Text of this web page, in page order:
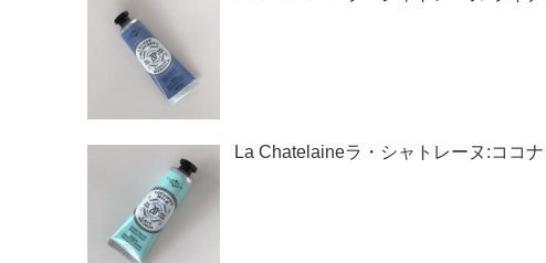
La Chatelaineラ・シャトレーヌ:ココ